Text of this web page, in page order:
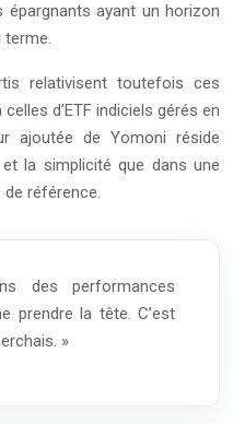
épargnants ayant un horizon
terme.
relativisent toutefois ces
d’ETF indiciels gérés en
ajoutée de Yomoni réside
la simplicité que dans une
référence.
des performances
prendre la tête. C’est
»